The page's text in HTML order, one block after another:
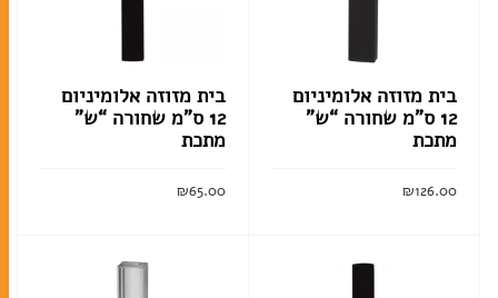
בית מזוזה אלומיניום
12 ס”מ שחורה “ש”
מתכת
₪65.00
בית מזוזה אלומיניום
12 ס”מ שחורה “ש”
מתכת
₪126.00
הבדלה